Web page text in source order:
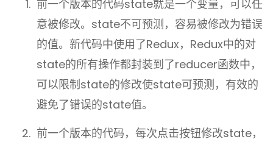
前一个版本的代码state就是一个变量，可以任
意被修改。state不可预测，容易被修改为错误
的值。新代码中使用了Redux，Redux中的对
state的所有操作都封装到了reducer函数中，
可以限制state的修改使state可预测，有效的
避免了错误的state值。
前一个版本的代码，每次点击按钮修改state，